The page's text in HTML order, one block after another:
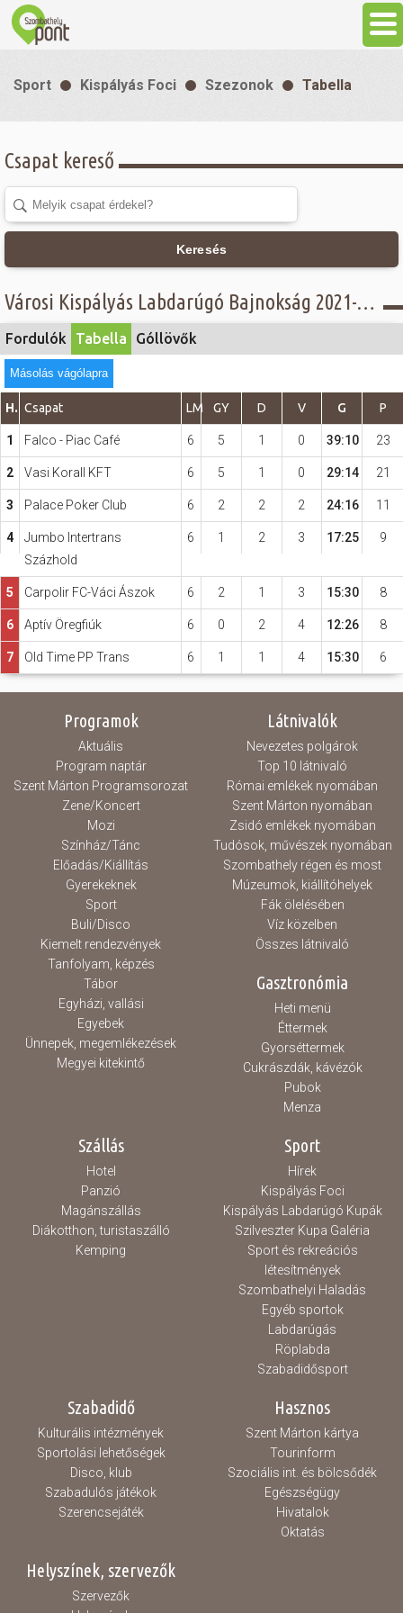
Látnivalók
Gasztronómia
Sport
Szabadidő
Hasznos
Sport Kispályás Foci Szezonok Tabella
Csapat kereső
Keresés
Városi Kispályás Labdarúgó Bajnokság 2021-22 - Tabella - Öregfiúk - felsőház
Fordulók Tabella Góllövők
Másolás vágólapra
H. Csapat LM GY D V G P
1 Falco - Piac Café 6 5 1 0 39:10 23
2 Vasi Korall KFT 6 5 1 0 29:14 21
3 Palace Poker Club 6 2 2 2 24:16 11
4
Jumbo Intertrans
Százhold
6 1 2 3 17:25 9
5 Carpolir FC-Váci Ászok 6 2 1 3 15:30 8
6 Aptív Öregfiúk 6 0 2 4 12:26 8
7 Old Time PP Trans 6 1 1 4 15:30 6
Programok
Aktuális
Program naptár
Szent Márton Programsorozat
Zene/Koncert
Mozi
Színház/Tánc
Előadás/Kiállítás
Gyerekeknek
Sport
Buli/Disco
Kiemelt rendezvények
Tanfolyam, képzés
Tábor
Egyházi, vallási
Egyebek
Ünnepek, megemlékezések
Megyei kitekintő
Látnivalók
Nevezetes polgárok
Top 10 látnivaló
Római emlékek nyomában
Szent Márton nyomában
Zsidó emlékek nyomában
Tudósok, művészek nyomában
Szombathely régen és most
Múzeumok, kiállítóhelyek
Fák ölelésében
Víz közelben
Összes látnivaló
Gasztronómia
Heti menü
Éttermek
Gyorséttermek
Cukrászdák, kávézók
Pubok
Menza
Szállás
Hotel
Panzió
Magánszállás
Diákotthon, turistaszálló
Kemping
Sport
Hírek
Kispályás Foci
Kispályás Labdarúgó Kupák
Szilveszter Kupa Galéria
Sport és rekreációs
létesítmények
Szombathelyi Haladás
Egyéb sportok
Labdarúgás
Röplabda
Szabadidősport
Szabadidő
Kulturális intézmények
Sportolási lehetőségek
Disco, klub
Szabadulós játékok
Szerencsejáték
Hasznos
Szent Márton kártya
Tourinform
Szociális int. és bölcsődék
Egészségügy
Hivatalok
Oktatás
Helyszínek, szervezők
Szervezők